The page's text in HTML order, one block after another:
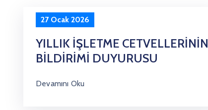
27 Ocak 2026
YILLIK İŞLETME CETVELLERİNİN
BİLDİRİMİ DUYURUSU
Devamını Oku